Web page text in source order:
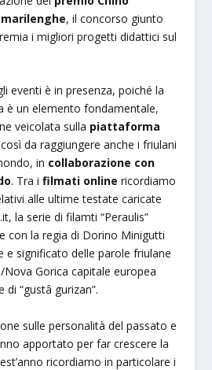
, il concorso giunto
i migliori progetti didattici sul
eventi è in presenza, poiché la
è un elemento fondamentale,
veicolata sulla piattaforma
da raggiungere anche i friulani
in collaborazione con
. Tra ifilmati online ricordiamo
alle ultime testate caricate
la serie di filamti “Peraulis”
con la regia di Dorino Minigutti
e significato delle parole friulane
Nova Gorica capitale europea
“gustâ gurizan”.
sulle personalità del passato e
apportato per far crescere la
ricordiamo in particolare i